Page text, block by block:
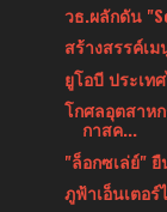
วธ.ผลักดัน
สร้างสรรค์เ
ยูโอบี ประเท
โกศลอุตสาห
กาสค...
"ล็อกซเล่ย์"
ภูฟ้าเอ็นเตอ